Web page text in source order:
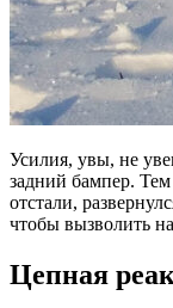
Усилия, увы, не
задний бампер.
отстали,
чтобы вызволить
Цепная